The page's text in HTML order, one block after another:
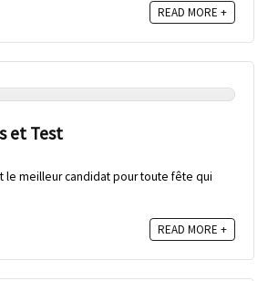
READ MORE +
et Test
le meilleur candidat pour toute fête qui
READ MORE +